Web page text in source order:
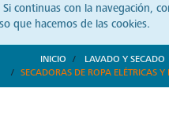
Si continuas con la navegación,
que hacemos de las cookies.
INICIO
LAVADO Y SECADO
SECADORAS DE ROPA ELÉTRICAS Y